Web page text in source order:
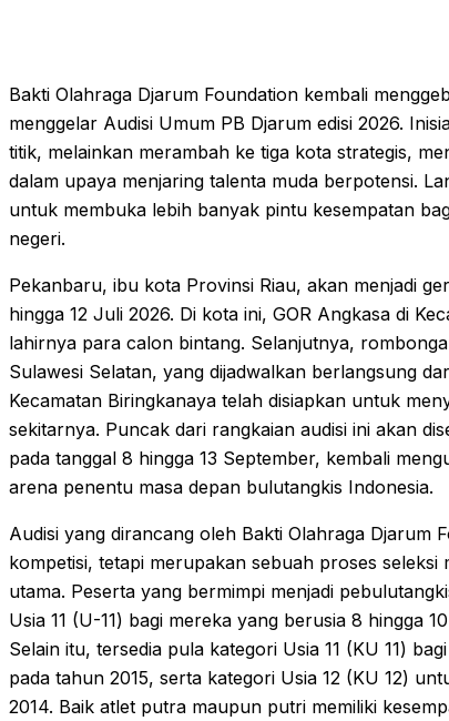
Bakti Olahraga Djarum Foundation kembali
menggelar Audisi Umum PB Djarum edisi 2026.
titik, melainkan merambah ke tiga kota strategis,
dalam upaya menjaring talenta muda berpotensi.
untuk membuka lebih banyak pintu kesempatan
negeri.
Pekanbaru, ibu kota Provinsi Riau, akan menjadi
hingga 12 Juli 2026. Di kota ini, GOR Angkasa di
lahirnya para calon bintang. Selanjutnya,
Sulawesi Selatan, yang dijadwalkan berlangsung
Kecamatan Biringkanaya telah disiapkan untuk
sekitarnya. Puncak dari rangkaian audisi ini akan
pada tanggal 8 hingga 13 September, kembali
arena penentu masa depan bulutangkis Indonesia.
Audisi yang dirancang oleh Bakti Olahraga Djarum
kompetisi, tetapi merupakan sebuah proses
utama. Peserta yang bermimpi menjadi
Usia 11 (U-11) bagi mereka yang berusia 8 hingga
Selain itu, tersedia pula kategori Usia 11 (KU 11)
pada tahun 2015, serta kategori Usia 12 (KU 12)
2014. Baik atlet putra maupun putri memiliki